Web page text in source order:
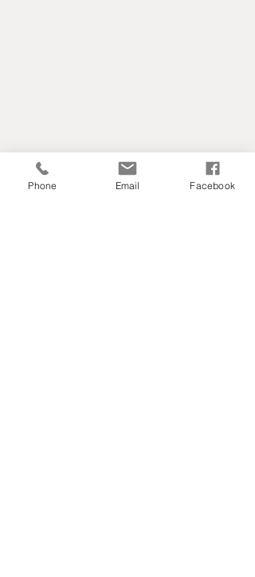
Phone Email Facebook